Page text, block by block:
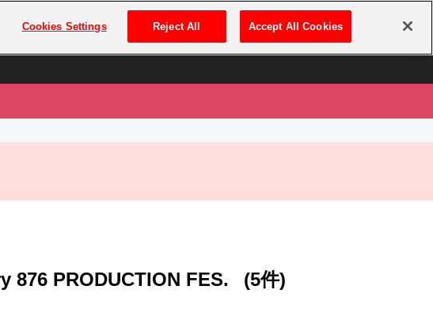
レミアム会員とは ログイン・新規登録
876 PRODUCTION FES. (5件)
Cookies Settings Reject All Accept All Cookies